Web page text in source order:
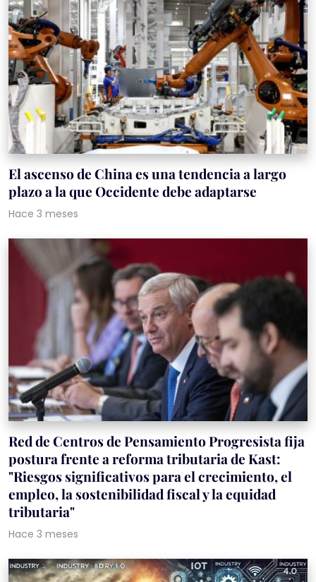
El ascenso de China es una tendencia a largo
plazo a la que Occidente debe adaptarse
Hace 3 meses
Red de Centros de Pensamiento Progresista fija
postura frente a reforma tributaria de Kast:
"Riesgos significativos para el crecimiento, el
empleo, la sostenibilidad fiscal y la equidad
tributaria"
Hace 3 meses